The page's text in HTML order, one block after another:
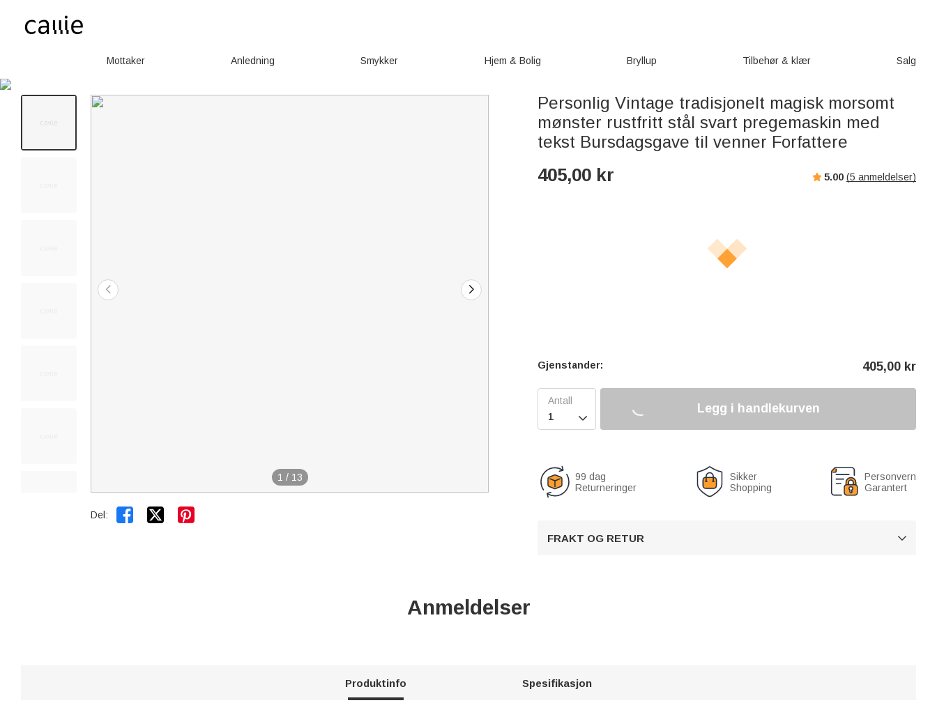
Mottaker Anledning Smykker Hjem & Bolig Bryllup Tilbehør & klær Salg
1 / 13
Del:  
Personlig Vintage tradisjonelt magisk morsomt
mønster rustfritt stål svart pregemaskin med
tekst Bursdagsgave til venner Forfattere
405,00 kr 5.00 (5 anmeldelser)
Gjenstander: 405,00 kr

Legg i handlekurven
99 dag
Returneringer
Sikker
Shopping
Personvern
Garantert
FRAKT OG RETUR 
Anmeldelser
Produktinfo Spesifikasjon